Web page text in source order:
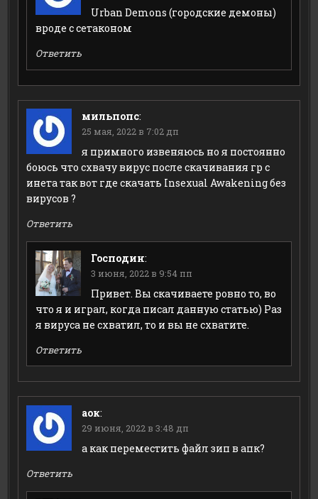
Urban Demons (городские демоны)
вроде с сетаконом
Ответить
мильпопс:
25 мая, 2022 в 7:02 дп
я примного извеняюсь но я постоянно
боюсь что схвачу вирус после скачивания гр с
инета так вот где скачать Insexual Awakening без
вирусов ?
Ответить
Господин:
3 июня, 2022 в 9:54 пп
Привет. Вы скачиваете ровно то, во
что я и играл, когда писал данную статью) Раз
я вируса не схватил, то и вы не схватите.
Ответить
аок:
29 июня, 2022 в 3:48 дп
а как переместить файл зип в апк?
Ответить